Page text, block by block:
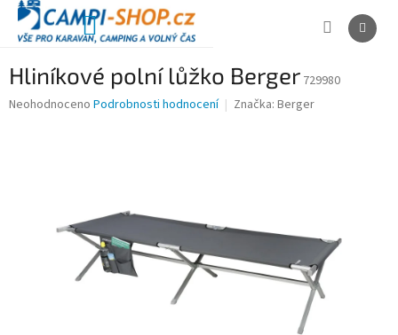
Přejít
obsah
NÁKUPNÍ
Hliníkové polní lůžko Berger 729980
Průměrné
hvězdiček.
Neohodnoceno Podrobnosti hodnocení Značka: Berger